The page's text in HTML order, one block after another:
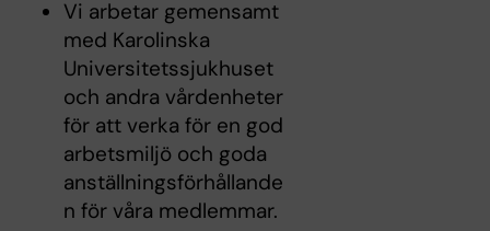
Vi arbetar gemensamt
med Karolinska
Universitetssjukhuset
och andra vårdenheter
för att verka för en god
arbetsmiljö och goda
anställningsförhållande
n för våra medlemmar.